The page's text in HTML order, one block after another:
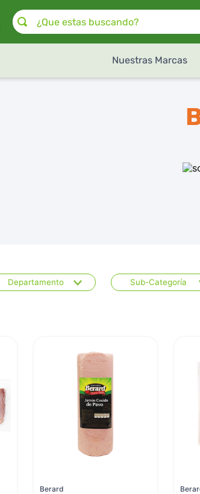
tu
Retiro en
¿Que estas buscando?
Nuestras Marcas
Departamento Sub-Categoría
Berard